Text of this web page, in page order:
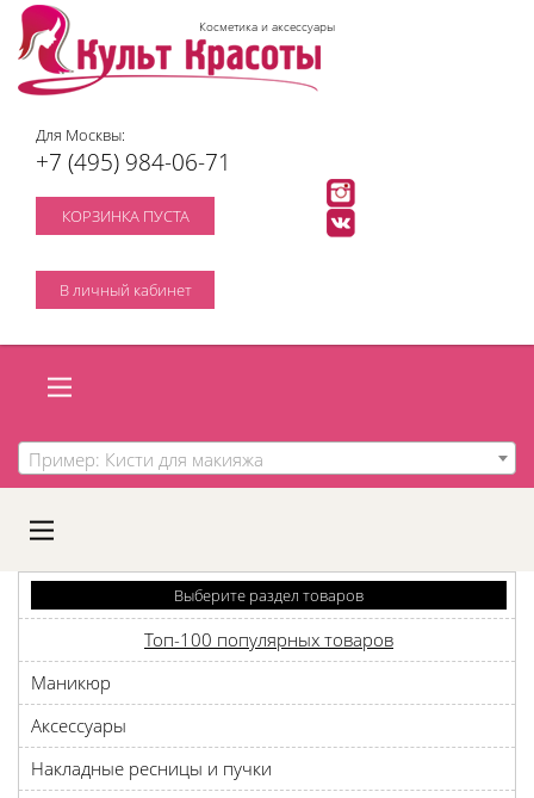
Косметика и аксессуары
Для Москвы:
+7 (495) 984-06-71
КОРЗИНКА ПУСТА
В личный кабинет
Пример: Кисти для макияжа
A
C
D
Выберите раздел товаров
Топ-100 популярных товаров
Маникюр
Аксессуары
Накладные ресницы и пучки